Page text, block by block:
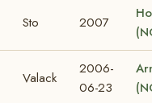
Sto 2007
Valack
2006-
06-23